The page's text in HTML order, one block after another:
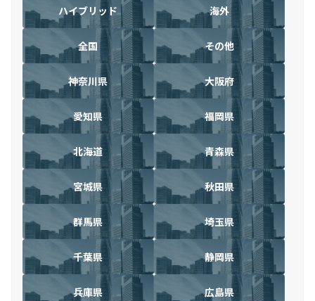
ハイブリッド 海外
全国 その他
神奈川県 大阪府
愛知県 福岡県
北海道 青森県
宮城県 秋田県
群馬県 埼玉県
千葉県 静岡県
兵庫県 広島県